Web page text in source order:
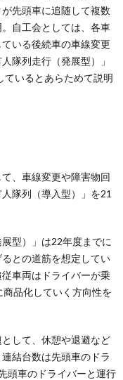
先頭車に追随して複数
自工会としては、各車
いる後続車の車線変更
隊列走行（発展型）」
ているとあらためて説明
、車線変更や障害物回
隊列（導入型）」を21
型）」は22年度までに
との道筋を想定してい
車両はドライバーが乗
品化していく方向性を
して、休憩や退避など
結台数は先頭車のドラ
頭車のドライバーと運行